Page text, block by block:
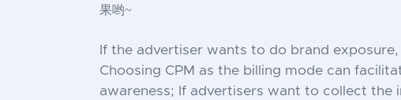
果哟~
If the advertiser wants to do brand
Choosing CPM as the billing mode can
awareness; If advertisers want to collect